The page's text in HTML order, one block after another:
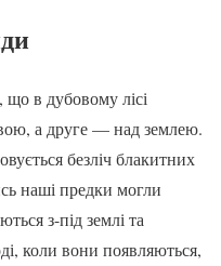
в дубовому лісі
а друге — над землею.
безліч блакитних
наші предки могли
з-під землі та
коли вони появляються,